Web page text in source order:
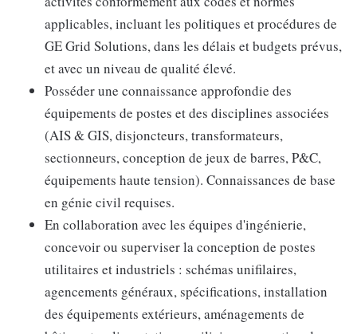
applicables, incluant les politiques et procédures de
GE Grid Solutions, dans les délais et budgets prévus,
et avec un niveau de qualité élevé.
Posséder une connaissance approfondie des
équipements de postes et des disciplines associées
(AIS & GIS, disjoncteurs, transformateurs,
sectionneurs, conception de jeux de barres, P&C,
équipements haute tension). Connaissances de base
en génie civil requises.
En collaboration avec les équipes d'ingénierie,
concevoir ou superviser la conception de postes
utilitaires et industriels : schémas unifilaires,
agencements généraux, spécifications, installation
des équipements extérieurs, aménagements de